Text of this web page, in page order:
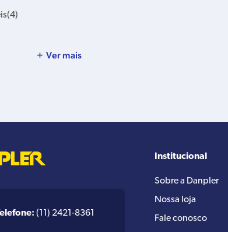
(4)
Ver mais
(11) 2421-8361
Institucional
Sobre a Danpler
Nossa loja
Fale conosco